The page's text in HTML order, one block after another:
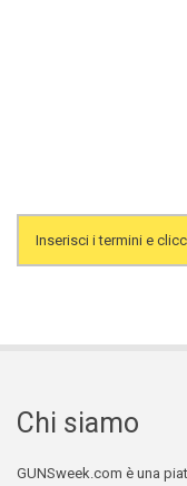
Search form
Chi siamo
GUNSweek.com è una